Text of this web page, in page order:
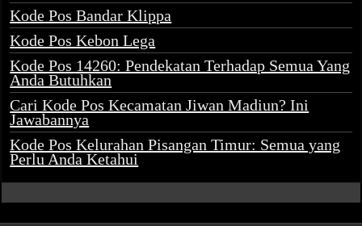
Kode Pos Bandar Klippa
Kode Pos Kebon Lega
Kode Pos 14260: Pendekatan Terhadap Semua Yang
Anda Butuhkan
Cari Kode Pos Kecamatan Jiwan Madiun? Ini
Jawabannya
Kode Pos Kelurahan Pisangan Timur: Semua yang
Perlu Anda Ketahui